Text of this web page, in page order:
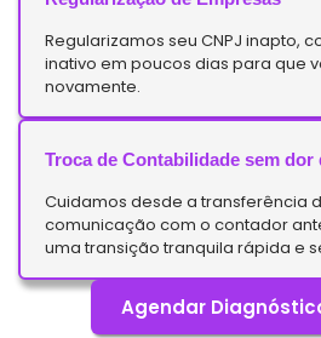
Regularizamos seu CNPJ inapto,
inativo em poucos dias para que
novamente.
Troca de Contabilidade sem dor
Cuidamos desde a transferência
comunicação com o contador
uma transição tranquila rápida e
Agendar